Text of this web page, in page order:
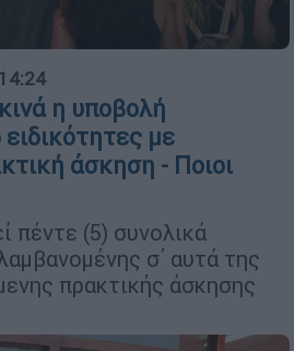
η υποβολή
με
άσκηση - Ποιοι
πέντε (5) συνολικά
σ΄ αυτά της
πρακτικής άσκησης